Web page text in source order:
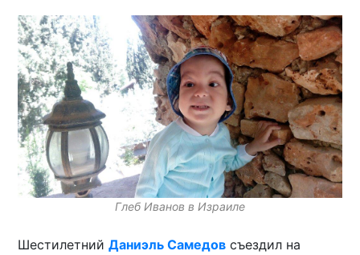
Глеб Иванов в Израиле
ШестилетнийДаниэль Самедов съездил на